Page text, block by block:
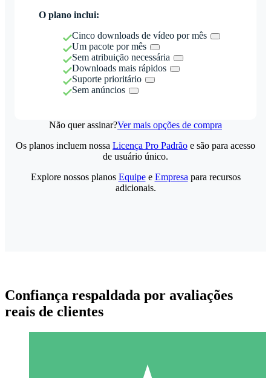
O plano inclui:
Cinco downloads de vídeo por mês
Um pacote por mês
Sem atribuição necessária
Downloads mais rápidos
Suporte prioritário
Sem anúncios
Não quer assinar?Ver mais opções de compra
Os planos incluem nossa Licença Pro Padrão e são para acesso
de usuário único.
Explore nossos planos Equipee Empresa para recursos
adicionais.
Confiança respaldada por avaliações
reais de clientes